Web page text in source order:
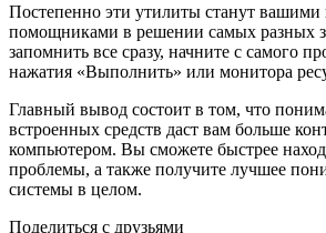
Постепенно эти утилиты станут
помощниками в решении самых разных
запомнить все сразу, начните с самого
нажатия «Выполнить» или монитора
Главный вывод состоит в том, что
встроенных средств даст вам больше
компьютером. Вы сможете быстрее
проблемы, а также получите лучшее
системы в целом.
Поделиться с друзьями